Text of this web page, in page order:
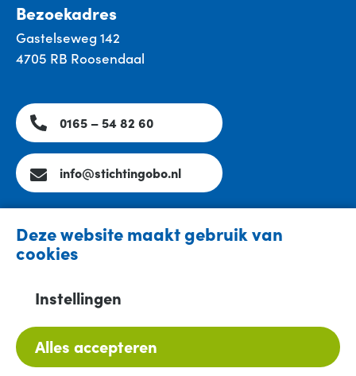
Bezoekadres
Gastelseweg 142
4705 RB Roosendaal
0165 – 54 82 60
info@stichtingobo.nl
Privacyverklaring
Digital: Sterke Zaak
Deze website maakt gebruik van
cookies
Instellingen
Alles accepteren